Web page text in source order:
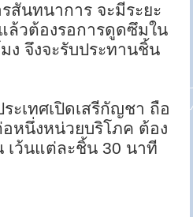
สันทนาการ จะมีระยะ
ล้วต้องรอการดูดซึมใน
ง จึงจะรับประทานชิ้น
ะเทศเปิดเสรีกัญชา ถือ
หนึ่งหน่วยบริโภค ต้อง
เว้นแต่ละชิ้น 30 นาที